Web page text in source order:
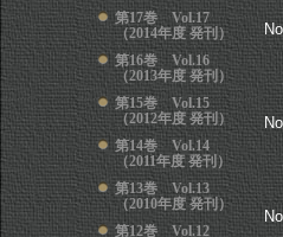
第17巻 Vol.17
（2014年度 発刊）
第16巻 Vol.16
（2013年度 発刊）
第15巻 Vol.15
（2012年度 発刊）
第14巻 Vol.14
（2011年度 発刊）
第13巻 Vol.13
（2010年度 発刊）
第12巻 Vol.12